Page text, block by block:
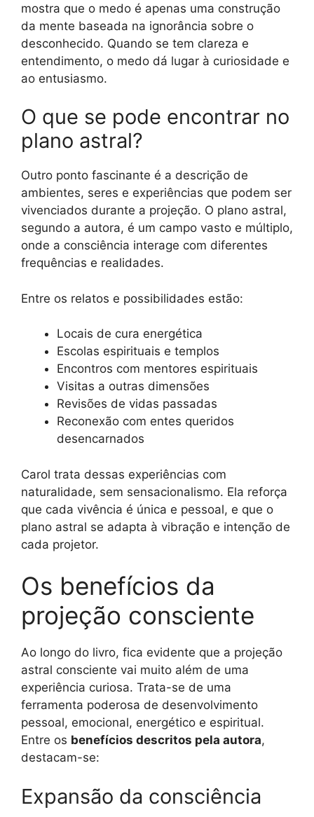
mostra que o medo é apenas uma construção
da mente baseada na ignorância sobre o
desconhecido. Quando se tem clareza e
entendimento, o medo dá lugar à curiosidade e
ao entusiasmo.
O que se pode encontrar no
plano astral?
Outro ponto fascinante é a descrição de
ambientes, seres e experiências que podem ser
vivenciados durante a projeção. O plano astral,
segundo a autora, é um campo vasto e múltiplo,
onde a consciência interage com diferentes
frequências e realidades.
Entre os relatos e possibilidades estão:
Locais de cura energética
Escolas espirituais e templos
Encontros com mentores espirituais
Visitas a outras dimensões
Revisões de vidas passadas
Reconexão com entes queridos
desencarnados
Carol trata dessas experiências com
naturalidade, sem sensacionalismo. Ela reforça
que cada vivência é única e pessoal, e que o
plano astral se adapta à vibração e intenção de
cada projetor.
Os benefícios da
projeção consciente
Ao longo do livro, fica evidente que a projeção
astral consciente vai muito além de uma
experiência curiosa. Trata-se de uma
ferramenta poderosa de desenvolvimento
pessoal, emocional, energético e espiritual.
Entre os benefícios descritos pela autora,
destacam-se:
Expansão da consciência